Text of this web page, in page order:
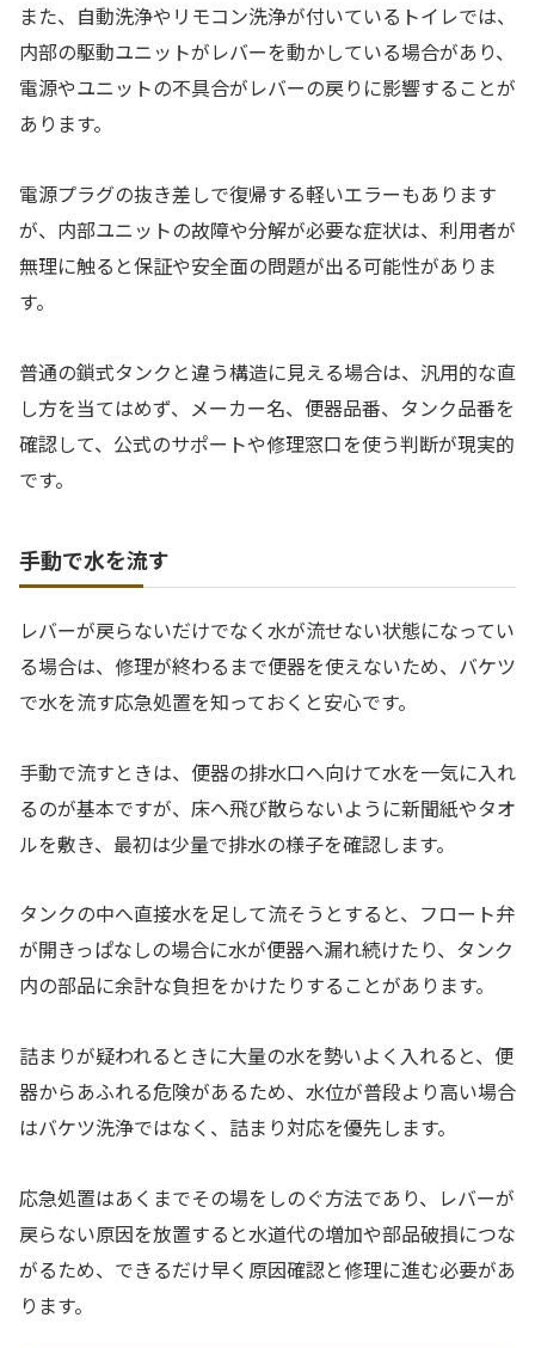
また、自動洗浄やリモコン洗浄が付いているトイレでは、
内部の駆動ユニットがレバーを動かしている場合があり、
電源やユニットの不具合がレバーの戻りに影響することが
あります。
電源プラグの抜き差しで復帰する軽いエラーもあります
が、内部ユニットの故障や分解が必要な症状は、利用者が
無理に触ると保証や安全面の問題が出る可能性がありま
す。
普通の鎖式タンクと違う構造に見える場合は、汎用的な直
し方を当てはめず、メーカー名、便器品番、タンク品番を
確認して、公式のサポートや修理窓口を使う判断が現実的
です。
手動で水を流す
レバーが戻らないだけでなく水が流せない状態になってい
る場合は、修理が終わるまで便器を使えないため、バケツ
で水を流す応急処置を知っておくと安心です。
手動で流すときは、便器の排水口へ向けて水を一気に入れ
るのが基本ですが、床へ飛び散らないように新聞紙やタオ
ルを敷き、最初は少量で排水の様子を確認します。
タンクの中へ直接水を足して流そうとすると、フロート弁
が開きっぱなしの場合に水が便器へ漏れ続けたり、タンク
内の部品に余計な負担をかけたりすることがあります。
詰まりが疑われるときに大量の水を勢いよく入れると、便
器からあふれる危険があるため、水位が普段より高い場合
はバケツ洗浄ではなく、詰まり対応を優先します。
応急処置はあくまでその場をしのぐ方法であり、レバーが
戻らない原因を放置すると水道代の増加や部品破損につな
がるため、できるだけ早く原因確認と修理に進む必要があ
ります。